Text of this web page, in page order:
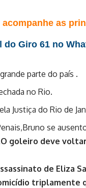
as
Giro 61 no
parte do país .
no Rio.
Justiça do Rio de
se
O goleiro deve
de Eliza
triplamente